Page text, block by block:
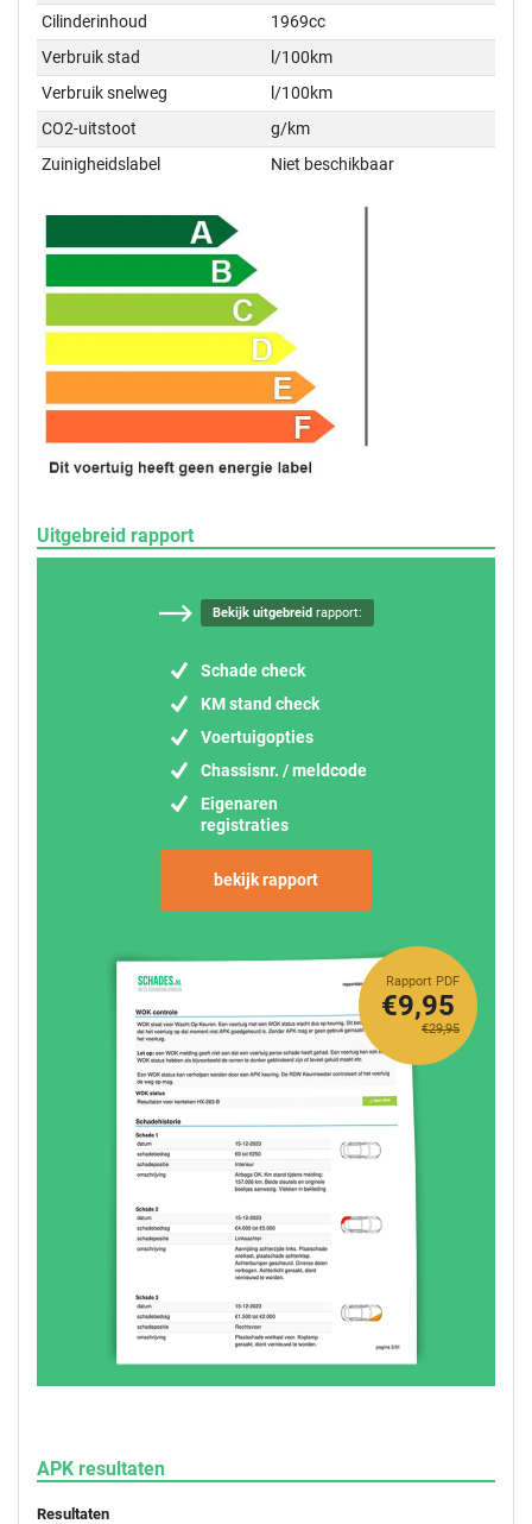
Cilinderinhoud
1969cc
Verbruik stad
l/100km
Verbruik snelweg
l/100km
CO2-uitstoot
g/km
Zuinigheidslabel
Niet beschikbaar
Uitgebreid rapport
Bekijk uitgebreidrapport:
Schade check
KM stand check
Voertuigopties
Chassisnr. / meldcode
Eigenaren
registraties
bekijk rapport
Rapport PDF
€29,95
€9,95
APK resultaten
Resultaten